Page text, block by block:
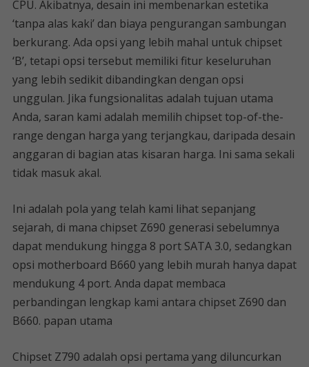
CPU. Akibatnya, desain ini membenarkan estetika
‘tanpa alas kaki’ dan biaya pengurangan sambungan
berkurang. Ada opsi yang lebih mahal untuk chipset
‘B’, tetapi opsi tersebut memiliki fitur keseluruhan
yang lebih sedikit dibandingkan dengan opsi
unggulan. Jika fungsionalitas adalah tujuan utama
Anda, saran kami adalah memilih chipset top-of-the-
range dengan harga yang terjangkau, daripada desain
anggaran di bagian atas kisaran harga. Ini sama sekali
tidak masuk akal.
Ini adalah pola yang telah kami lihat sepanjang
sejarah, di mana chipset Z690 generasi sebelumnya
dapat mendukung hingga 8 port SATA 3.0, sedangkan
opsi motherboard B660 yang lebih murah hanya dapat
mendukung 4 port. Anda dapat membaca
perbandingan lengkap kami antara chipset Z690 dan
B660. papan utama
Chipset Z790 adalah opsi pertama yang diluncurkan